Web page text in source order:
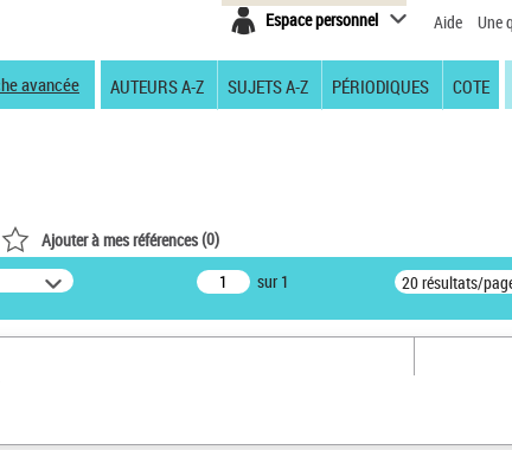
Espace personnel Aide Une
avancée AUTEURS A-Z SUJETS A-Z PÉRIODIQUES COTE
Ajouter à mes références(0)
sur 1 20 résultats/